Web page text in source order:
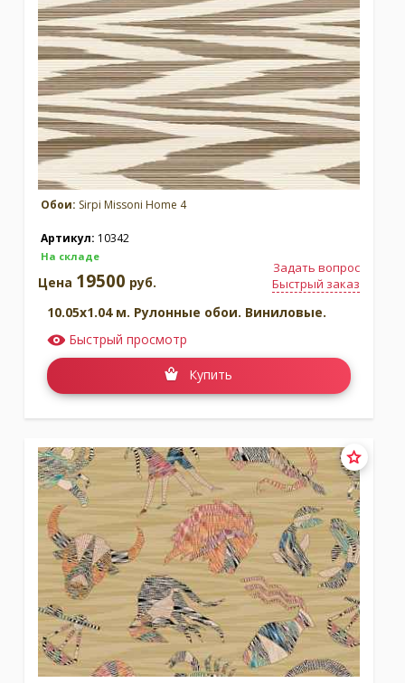
Обои: Sirpi Missoni Home 4
Артикул: 10342
На складе
Задать вопрос
Быстрый заказ
Цена 19500 руб.
10.05x1.04 м. Рулонные обои. Виниловые.
Быстрый просмотр
Купить